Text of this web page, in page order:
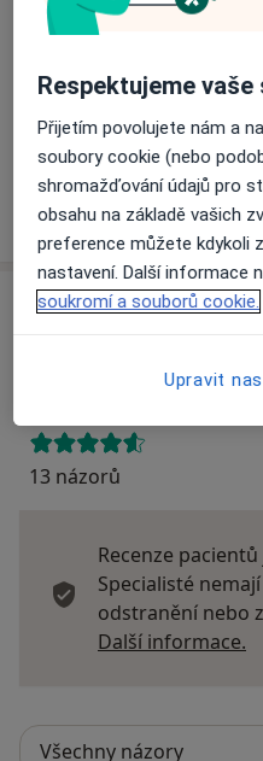
Co mám v takové situaci
Způsoby platby
Na teto adrese lékař
Detaily
Názory
Přidejte
13 názorů
Recenze
Specialisté
odstranění nebo
Další informace.
Respektujeme
Přijetím povolujete nám a
soubory cookie (nebo
shromažďování údajů pro
obsahu na základě vašich
preference můžete kdykoli
nastavení. Další informace
soukromí a souborů cookie.
Upravit